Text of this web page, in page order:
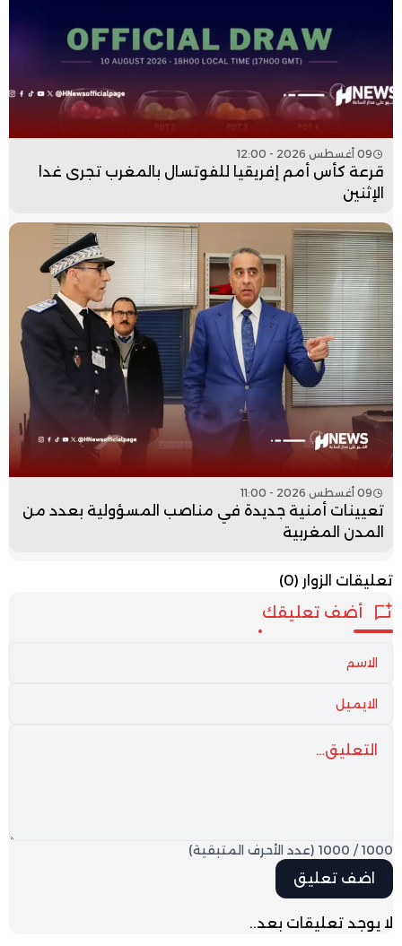
09 أغسطس 2026 - 12:00
قرعة كأس أمم إفريقيا للفوتسال بالمغرب تجرى غدا
الإثنين
09 أغسطس 2026 - 11:00
تعيينات أمنية جديدة في مناصب المسؤولية بعدد من
المدن المغربية
تعليقات الزوار (0)
أضف تعليقك
1000
/
1000 (عدد الأحرف المتبقية)
لا يوجد تعليقات بعد..